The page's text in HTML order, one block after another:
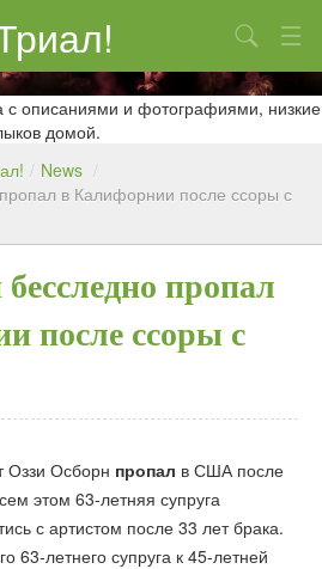
Поиск
с описаниями и фотографиями, низкие
домой.
/ News /
в Калифорнии после ссоры с
пропал
после ссоры с
Оззи Осборн пропал в США после
этом 63-летняя супруга
с артистом после 33 лет брака.
63-летнего супруга к 45-летней